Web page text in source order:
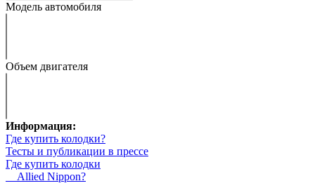
Модель автомобиля
Объем двигателя
Информация:
Где купить колодки?
Тесты и публикации в прессе
Где купить колодки
Allied Nippon?